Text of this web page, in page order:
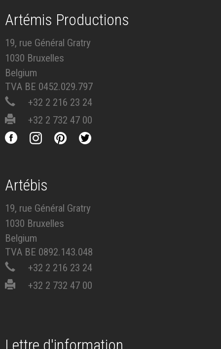
Artémis Productions
19, rue Général Gratry
1030 Bruxelles
Belgium
TVA BE 0452.029.797
+32 2 216 23 24
+32 2 732 47 00
Artébis
19, rue Général Gratry
1030 Bruxelles
Belgium
TVA BE 0892.143.048
+32 2 216 23 24
+32 2 732 47 00
Lettre d'information